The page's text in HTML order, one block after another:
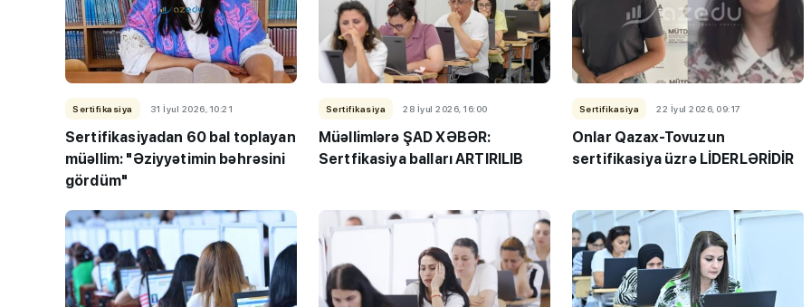
Sertifikasiya 31 İyul 2026, 10:21
Sertifikasiyadan 60 bal toplayan
müəllim: "Əziyyətimin bəhrəsini
gördüm"
Sertifikasiya 28 İyul 2026, 16:00
Müəllimlərə ŞAD XƏBƏR:
Sertfikasiya balları ARTIRILIB
Sertifikasiya 22 İyul 2026, 09:17
Onlar Qazax-Tovuzun
sertifikasiya üzrə LİDERLƏRİDİR
lisey seçimi, bağçalar və qəbul
imtahanları...
marafonu başa çatdı,
müəllimlərin nəticələri dəyişdi...